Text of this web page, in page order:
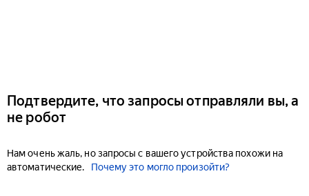
Подтвердите, что запросы отправляли вы, а
не робот
Нам очень жаль, но запросы с вашего устройства похожи на
автоматические.
Почему это могло произойти?